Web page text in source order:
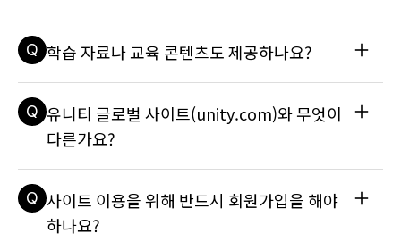
A
정보를 확인할 수 있습니다. 예를 들어 인디 개발자, 소규모 제
Q 학습 자료나 교육 콘텐츠도 제공하나요?
A
리소스 등 다양한 콘텐츠로 연결해 줍니다. 유니티를 공부하거
나 프로젝트에 필요한 정보를 찾는 사용자에게 적합한 구조입니
Q 유니티 글로벌 사이트(unity.com)와 무엇이
다른가요?
A
한다면, 유니티 스퀘어는 한국 시장에 특화된 콘텐츠를 제공합
니다. 국내 기업의 디지털 트랜스포메이션 사례, 한국어로 진행
Q 사이트 이용을 위해 반드시 회원가입을 해야
하나요?